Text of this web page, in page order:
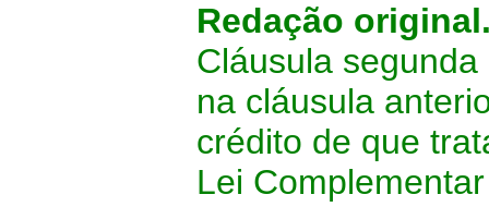
Redação
Cláusula
na cláusula
crédito de que
Lei